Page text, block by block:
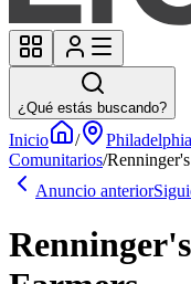
¿Qué estás buscando?
Inicio / Philadelphia
Comunitarios/
Anuncio anterior